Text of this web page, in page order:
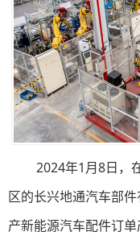
2024年1月8日，
区的长兴地通汽车部
产新能源汽车配件订